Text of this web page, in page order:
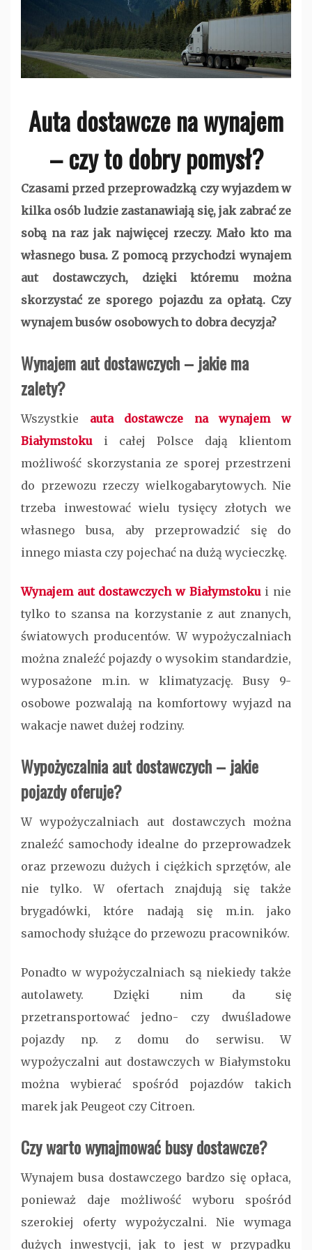
Auta dostawcze na wynajem
– czy to dobry pomysł?
Czasami przed przeprowadzką czy wyjazdem w
kilka osób ludzie zastanawiają się, jak zabrać ze
sobą na raz jak najwięcej rzeczy. Mało kto ma
własnego busa. Z pomocą przychodzi wynajem
aut dostawczych, dzięki któremu można
skorzystać ze sporego pojazdu za opłatą. Czy
wynajem busów osobowych to dobra decyzja?
Wynajem aut dostawczych – jakie ma
zalety?
Wszystkie
auta dostawcze na wynajem w
Białymstoku i całej Polsce dają klientom
możliwość skorzystania ze sporej przestrzeni
do przewozu rzeczy wielkogabarytowych. Nie
trzeba inwestować wielu tysięcy złotych we
własnego busa, aby przeprowadzić się do
innego miasta czy pojechać na dużą wycieczkę.
Wynajem aut dostawczych w Białymstokui nie
tylko to szansa na korzystanie z aut znanych,
światowych producentów. W wypożyczalniach
można znaleźć pojazdy o wysokim standardzie,
wyposażone m.in. w klimatyzację. Busy 9-
osobowe pozwalają na komfortowy wyjazd na
wakacje nawet dużej rodziny.
Wypożyczalnia aut dostawczych – jakie
pojazdy oferuje?
W wypożyczalniach aut dostawczych można
znaleźć samochody idealne do przeprowadzek
oraz przewozu dużych i ciężkich sprzętów, ale
nie tylko. W ofertach znajdują się także
brygadówki, które nadają się m.in. jako
samochody służące do przewozu pracowników.
Ponadto w wypożyczalniach są niekiedy także
autolawety. Dzięki nim da się
przetransportować jedno- czy dwuśladowe
pojazdy np. z domu do serwisu. W
wypożyczalni aut dostawczych w Białymstoku
można wybierać spośród pojazdów takich
marek jak Peugeot czy Citroen.
Czy warto wynajmować busy dostawcze?
Wynajem busa dostawczego bardzo się opłaca,
ponieważ daje możliwość wyboru spośród
szerokiej oferty wypożyczalni. Nie wymaga
dużych inwestycji, jak to jest w przypadku